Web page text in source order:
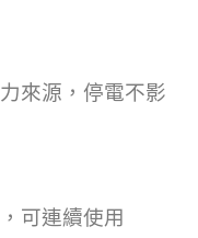
來源，停電不影
可連續使用